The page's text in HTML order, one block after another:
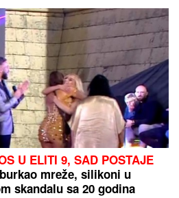
RASKINULA SA 19
GODINA MLAĐIM I UŽIVA
Najbogatija pevačica na
Balkanu pokazala
brutalno telo u bikiniju:
Niko ne veruje da je u
petoj deceniji (Foto)